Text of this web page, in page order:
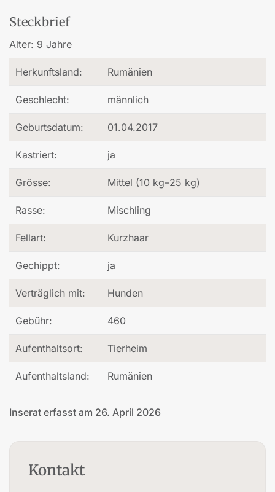
Steckbrief
Alter: 9 Jahre
Herkunftsland: Rumänien
Geschlecht: männlich
Geburtsdatum: 01.04.2017
Kastriert: ja
Grösse: Mittel (10 kg–25 kg)
Rasse: Mischling
Fellart: Kurzhaar
Gechippt: ja
Verträglich mit: Hunden
Gebühr: 460
Aufenthaltsort: Tierheim
Aufenthaltsland: Rumänien
Inserat erfasst am 26. April 2026
Kontakt